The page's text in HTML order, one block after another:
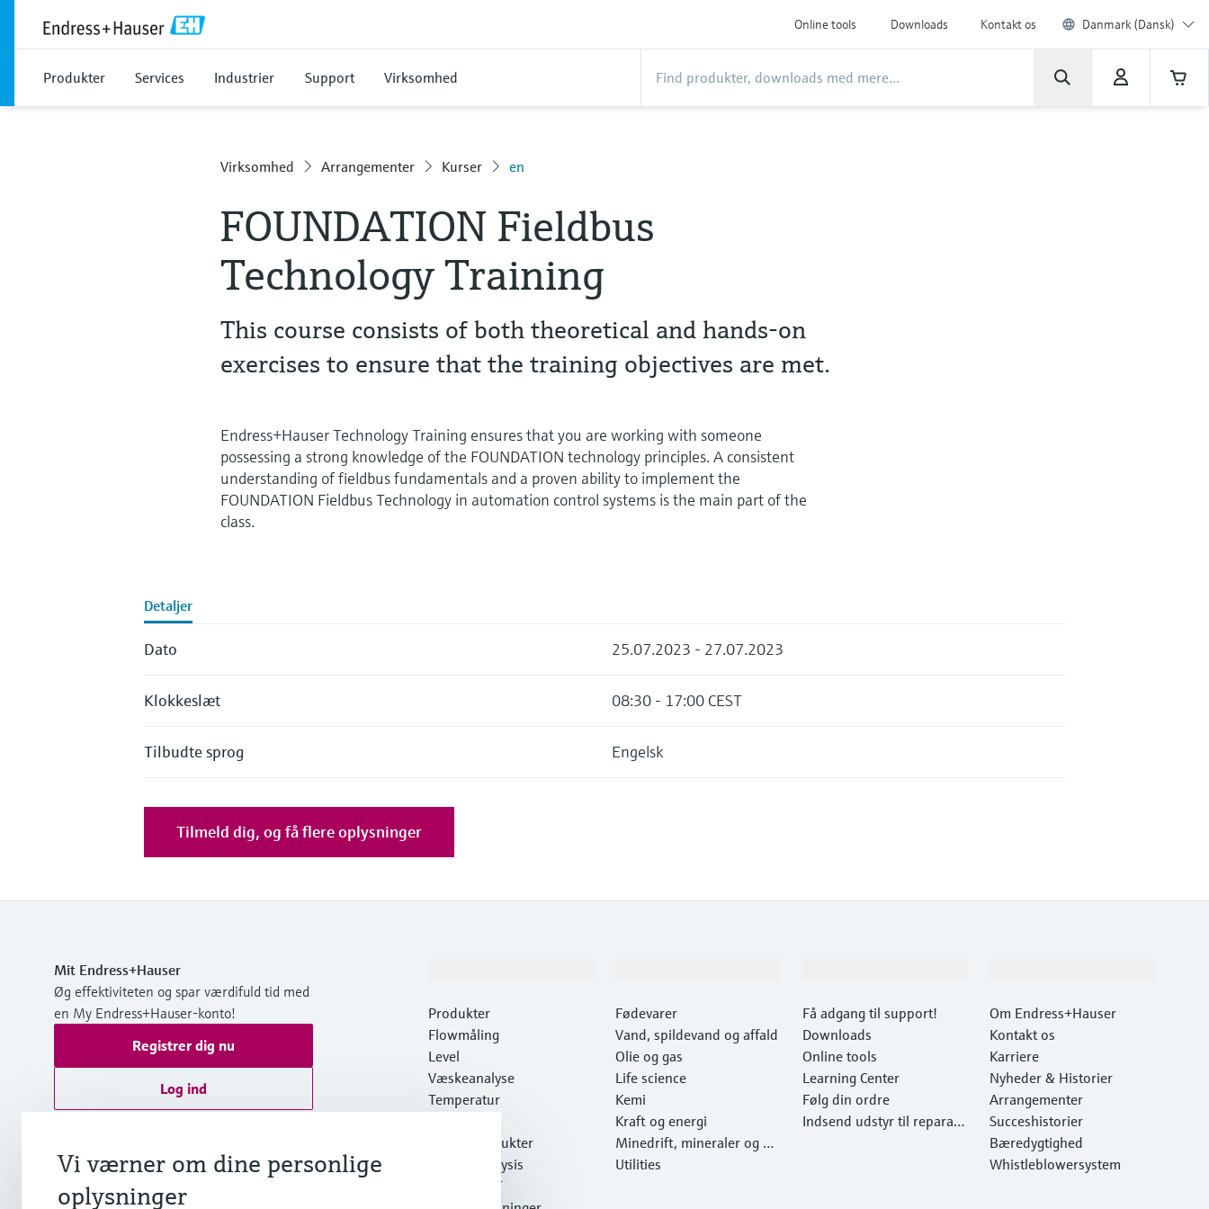
Online tools Downloads Kontakt os Danmark (Dansk)
Produkter Services Industrier Support Virksomhed
Virksomhed Arrangementer Kurser en
FOUNDATION Fieldbus
Technology Training
This course consists of both theoretical and hands-on
exercises to ensure that the training objectives are met.
Endress+Hauser Technology Training ensures that you are working with someone
possessing a strong knowledge of the FOUNDATION technology principles. A consistent
understanding of fieldbus fundamentals and a proven ability to implement the
FOUNDATION Fieldbus Technology in automation control systems is the main part of the
class.
Detaljer
Dato 25.07.2023 - 27.07.2023
Klokkeslæt 08:30 - 17:00 CEST
Tilbudte sprog Engelsk
Tilmeld dig, og få flere oplysninger
Mit Endress+Hauser
Øg effektiviteten og spar værdifuld tid med
en My Endress+Hauser-konto!
Registrer dig nu
Log ind
Endress+Hauser A/S
Produkter
Flowmåling
Level
Væskeanalyse
Temperatur
Systemprodukter
Optical analysis
Netilion IIoT
Fødevarer
Vand, spildevand og affald
Olie og gas
Life science
Kemi
Kraft og energi
Minedrift, mineraler og m
etaller
Utilities
Få adgang til support!
Downloads
Online tools
Learning Center
Følg din ordre
Indsend udstyr til reparati
Om Endress+Hauser
Kontakt os
Karriere
Nyheder & Historier
Arrangementer
Succeshistorier
Bæredygtighed
Whistleblowersystem
Vi værner om dine personlige
oplysninger